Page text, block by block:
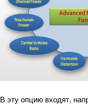
В эту опцию входят,